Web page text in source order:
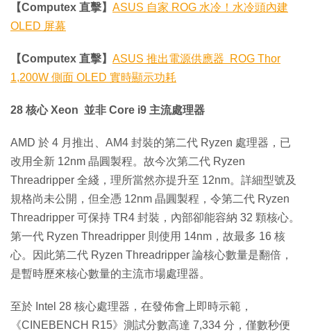
【Computex 直擊】 ASUS 自家 ROG 水冷！水冷頭內建
OLED 屏幕
【Computex 直擊】 ASUS 推出電源供應器 ROG Thor
1,200W 側面 OLED 實時顯示功耗
28 核心 Xeon 並非 Core i9 主流處理器
AMD 於 4 月推出、AM4 封裝的第二代 Ryzen 處理器，已
改用全新 12nm 晶圓製程。故今次第二代 Ryzen
Threadripper 全綫，理所當然亦提升至 12nm。詳細型號及
規格尚未公開，但全憑 12nm 晶圓製程，令第二代 Ryzen
Threadripper 可保持 TR4 封裝，內部卻能容納 32 顆核心。
第一代 Ryzen Threadripper 則使用 14nm，故最多 16 核
心。因此第二代 Ryzen Threadripper 論核心數量是翻倍，
是暫時歷來核心數量的主流市場處理器。
至於 Intel 28 核心處理器，在發佈會上即時示範，
《CINEBENCH R15》測試分數高達 7,334 分，僅數秒便